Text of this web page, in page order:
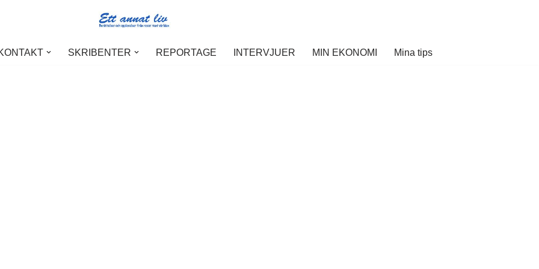
SKRIBENTER REPORTAGE INTERVJUER MIN EKONOMI Mina tips